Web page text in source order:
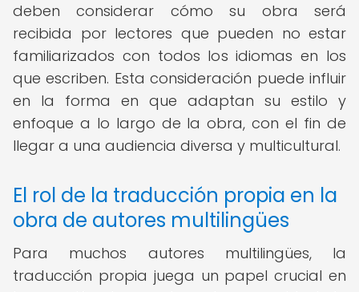
deben considerar cómo su obra será
recibida por lectores que pueden no estar
familiarizados con todos los idiomas en los
que escriben. Esta consideración puede influir
en la forma en que adaptan su estilo y
enfoque a lo largo de la obra, con el fin de
llegar a una audiencia diversa y multicultural.
El rol de la traducción propia en la
obra de autores multilingües
Para muchos autores multilingües, la
traducción propia juega un papel crucial en